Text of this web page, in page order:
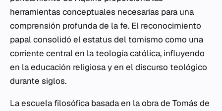
herramientas conceptuales necesarias para una
comprensión profunda de la fe. El reconocimiento
papal consolidó el estatus del tomismo como una
corriente central en la teología católica, influyendo
en la educación religiosa y en el discurso teológico
durante siglos.
La escuela filosófica basada en la obra de Tomás de